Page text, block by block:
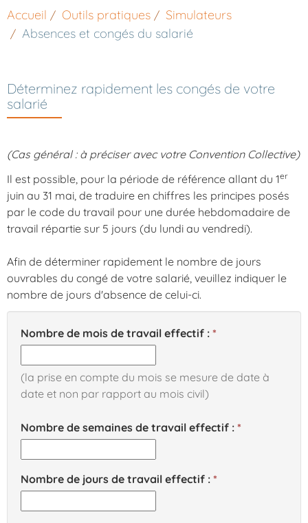
Accueil Outils pratiques
Simulateurs
Absences et congés du salarié
Déterminez rapidement les congés de votre
salarié
(Cas général : à préciser avec votre Convention Collective)
Il est possible, pour la période de référence allant du 1er
juin au 31 mai, de traduire en chiffres les principes posés
par le code du travail pour une durée hebdomadaire de
travail répartie sur 5 jours (du lundi au vendredi).
Afin de déterminer rapidement le nombre de jours
ouvrables du congé de votre salarié, veuillez indiquer le
nombre de jours d'absence de celui-ci.
Nombre de mois de travail effectif :
(la prise en compte du mois se mesure de date à
date et non par rapport au mois civil)
Nombre de semaines de travail effectif :
Nombre de jours de travail effectif :